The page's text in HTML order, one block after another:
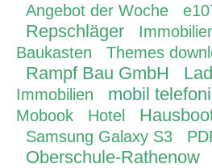
Angebot der Woche
Repschläger
Baukasten
Themes
Rampf Bau GmbH
Immobilien
mobil
Mobook
Hotel
Samsung Galaxy S3
Oberschule-Rathenow